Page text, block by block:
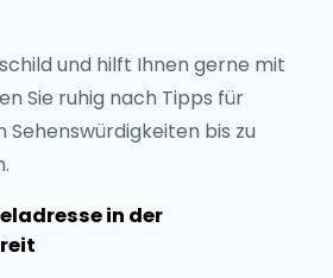
und hilft Ihnen gerne mit
Sie ruhig nach Tipps für
bis zu
in der